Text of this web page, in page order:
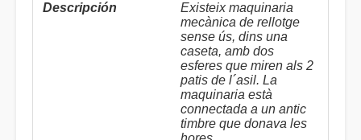
Existeix maquinaria
mecànica de rellotge
sense ús, dins una
caseta, amb dos
esferes que miren als 2
patis de l´asil. La
maquinaria està
connectada a un antic
timbre que donava les